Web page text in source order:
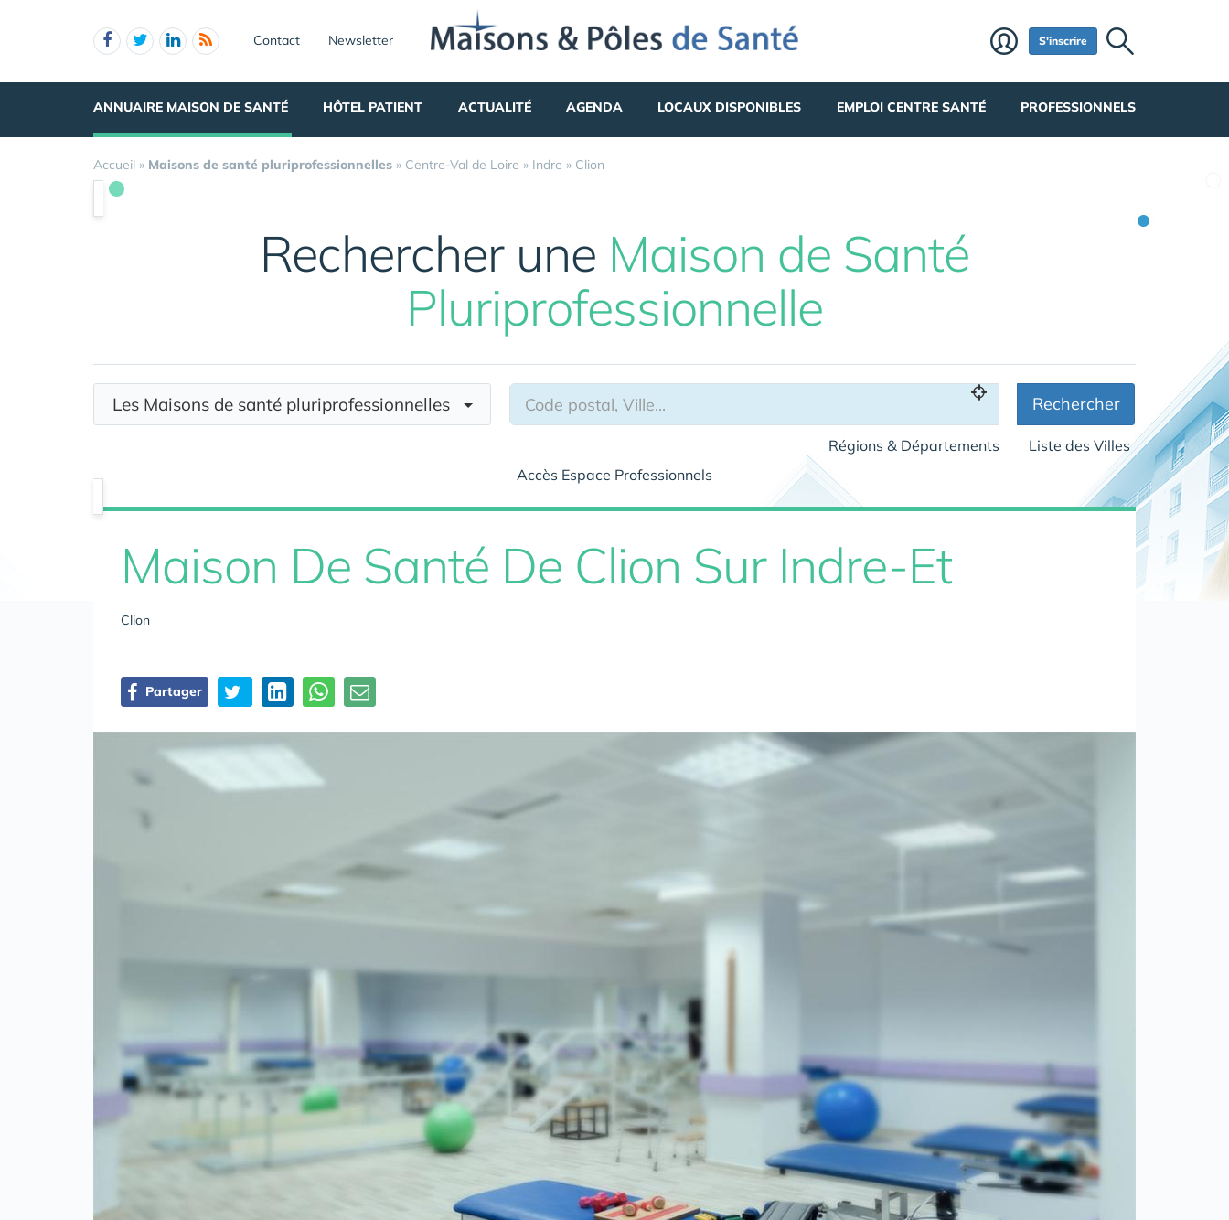
Contact Newsletter S'inscrire
ANNUAIRE MAISON DE SANTÉ HÔTEL PATIENT ACTUALITÉ AGENDA LOCAUX DISPONIBLES EMPLOI CENTRE SANTÉ PROFESSIONNELS
Accueil » Maisons de santé pluriprofessionnelles » Centre-Val de Loire » Indre » Clion
Rechercher une Maison de Santé
Pluriprofessionnelle
Les Maisons de santé pluriprofessionnelles Rechercher
Régions & Départements
Liste des Villes
Accès Espace Professionnels
Maison De Santé De Clion Sur Indre-Et
Clion
Partager